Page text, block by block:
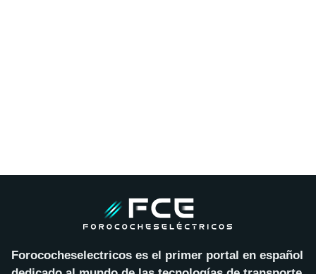
Forococheselectricos es el primer portal en español